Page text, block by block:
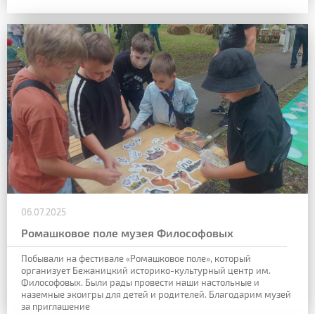
06.07.2025
Ромашковое поле музея Философовых
Побывали на фестивале «Ромашковое поле», который
организует Бежаницкий историко-культурный центр им.
Философовых. Были рады провести наши настольные и
наземные экоигры для детей и родителей. Благодарим музей
за приглашение